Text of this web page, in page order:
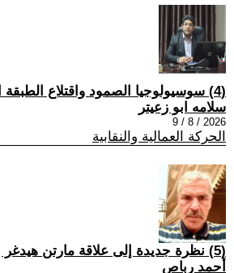
(4) سوسيولوجيا الصمود واقتلاع الطبقة العاملة
سلامه ابو زعيتر
2026 / 8 / 9
الحركة العمالية والنقابية
(5) نظرة جديدة إلى علاقة مارتن هيدغر بالنازية
أحمد رباص